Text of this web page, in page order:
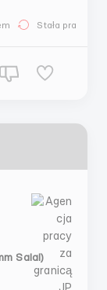
Stała praca
Salal)